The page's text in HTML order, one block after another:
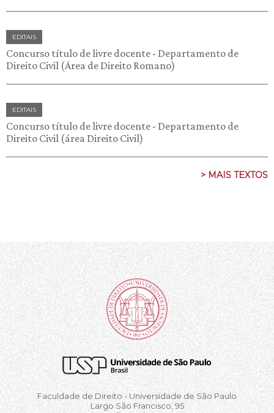
EDITAIS
Concurso título de livre docente - Departamento de
Direito Civil (Área de Direito Romano)
EDITAIS
Concurso título de livre docente - Departamento de
Direito Civil (área Direito Civil)
> MAIS TEXTOS
Faculdade de Direito - Universidade de São Paulo
Largo São Francisco, 95